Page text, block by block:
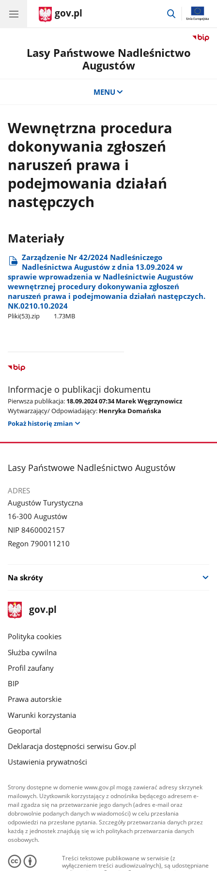
gov.pl
przejdź
Lasy Państwowe Nadleśnictwo
Augustów
MENU
Wewnętrzna procedura
dokonywania zgłoszeń
naruszeń prawa i
podejmowania działań
następczych
Materiały
Zarządzenie Nr 42/2024 Nadleśniczego
Nadleśnictwa Augustów z dnia 13.09.2024 w
sprawie wprowadzenia w Nadleśnictwie Augustów
wewnętrznej procedury dokonywania zgłoszeń
naruszeń prawa i podejmowania działań następczych.
NK.0210.10.2024
Pliki(53).zip 1.73MB
Informacje o publikacji dokumentu
Pierwsza publikacja: 18.09.2024 07:34 Marek Węgrzynowicz
Wytwarzający/ Odpowiadający: Henryka Domańska
Pokaż historię zmian
stopka
Lasy Państwowe Nadleśnictwo Augustów
ADRES
Augustów Turystyczna
16-300 Augustów
NIP 8460002157
Regon 790011210
Na skróty
stopka
gov.pl
Strona
gov.pl
gov.pl
Polityka cookies
Służba cywilna
Profil zaufany
BIP
Prawa autorskie
Warunki korzystania
Geoportal
Deklaracja dostępności serwisu Gov.pl
Ustawienia prywatności
Strony dostępne w domenie www.gov.pl mogą zawierać adresy skrzynek
mailowych. Użytkownik korzystający z odnośnika będącego adresem e-
mail zgadza się na przetwarzanie jego danych (adres e-mail oraz
dobrowolnie podanych danych w wiadomości) w celu przesłania
odpowiedzi na przesłane pytania. Szczegóły przetwarzania danych przez
każdą z jednostek znajdują się w ich politykach przetwarzania danych
osobowych.
Treści tekstowe publikowane w serwisie (z
wyłączeniem treści audiowizualnych), są udostępniane